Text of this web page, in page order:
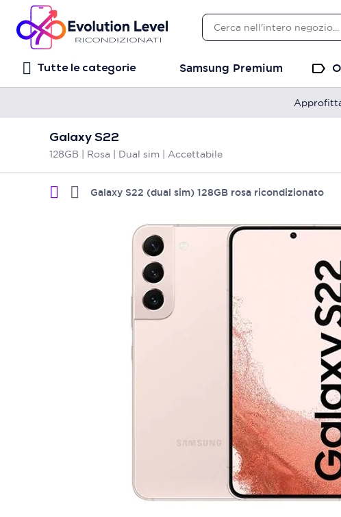
Tutte le categorie Samsung Premium
Galaxy S22
128GB | Rosa | Dual sim | Accettabile
Galaxy S22 (dual sim) 128GB rosa ricondizionato